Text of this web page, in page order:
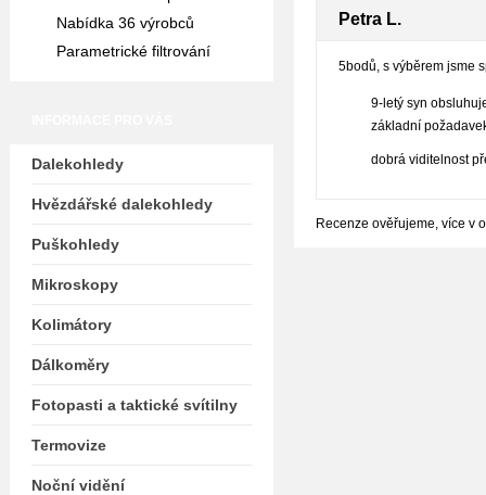
Petra L.
5bodů, s výběrem jsme
9-letý syn
základní
dobrá viditelnost
Recenze ověřujeme, více v
Nabídka 36 výrobců
Parametrické filtrování
Dalekohledy
Hvězdářské dalekohledy
Puškohledy
Mikroskopy
Kolimátory
Dálkoměry
Fotopasti a taktické svítilny
Termovize
Noční vidění